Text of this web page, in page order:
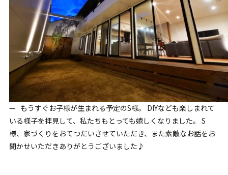
— もうすぐお子様が生まれる予定のS様。 DIYなども楽しまれて
いる様子を拝見して、私たちもとっても嬉しくなりました。 S
様、家づくりをおてつだいさせていただき、また素敵なお話をお
聞かせいただきありがとうございました♪